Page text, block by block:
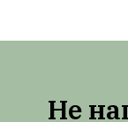
Не